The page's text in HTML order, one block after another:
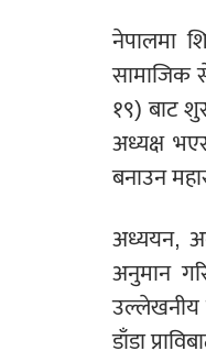
नेपालमा
सामाजिक
१९) बाट
अध्यक्ष
बनाउन
अध्ययन,
अनुमान
उल्लेखनीय
डाँडा